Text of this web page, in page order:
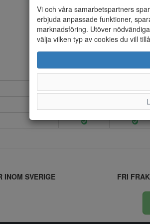
40 41
INOM SVERIGE FRI
Vi och våra samarbetspartners
erbjuda anpassade funktioner,
marknadsföring. Utöver
välja vilken typ av cookies du vill